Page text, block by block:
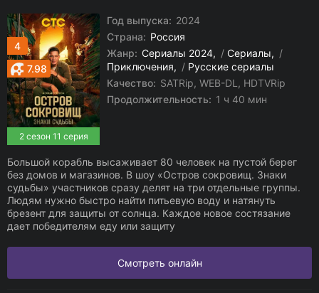
4
2 сезон 11 серия
7.98
Год выпуска: 2024
Страна: Россия
Жанр: Сериалы 2024 / Сериалы
/
Приключения
/ Русские сериалы
Качество: SATRip, WEB-DL, HDTVRip
Продолжительность: 1 ч 40 мин
Большой корабль высаживает 80 человек на пустой берег
без домов и магазинов. В шоу «Остров сокровищ. Знаки
судьбы» участников сразу делят на три отдельные группы.
Людям нужно быстро найти питьевую воду и натянуть
брезент для защиты от солнца. Каждое новое состязание
дает победителям еду или защиту
Смотреть онлайн